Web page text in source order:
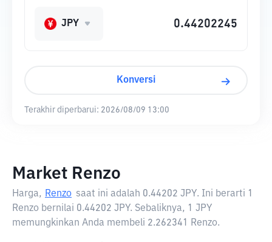
JPY
Konversi
Terakhir diperbarui: 2026/08/09 13:00
Market Renzo
Harga, Renzo saat ini adalah 0.44202 JPY. Ini berarti 1
Renzo bernilai 0.44202 JPY. Sebaliknya, 1 JPY
memungkinkan Anda membeli 2.262341 Renzo.